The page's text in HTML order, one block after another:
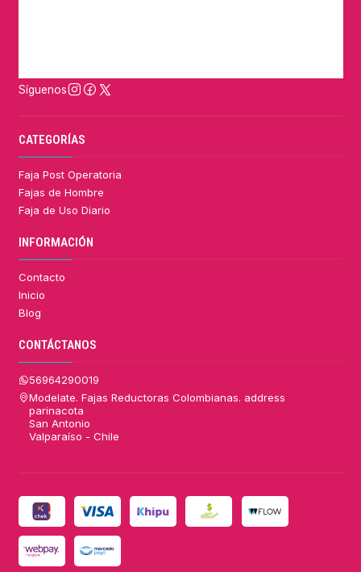
Síguenos
CATEGORÍAS
Faja Post Operatoria
Fajas de Hombre
Faja de Uso Diario
INFORMACIÓN
Contacto
Inicio
Blog
CONTÁCTANOS
56964290019
Modelate. Fajas Reductoras Colombianas. address
parinacota
San Antonio
Valparaíso - Chile